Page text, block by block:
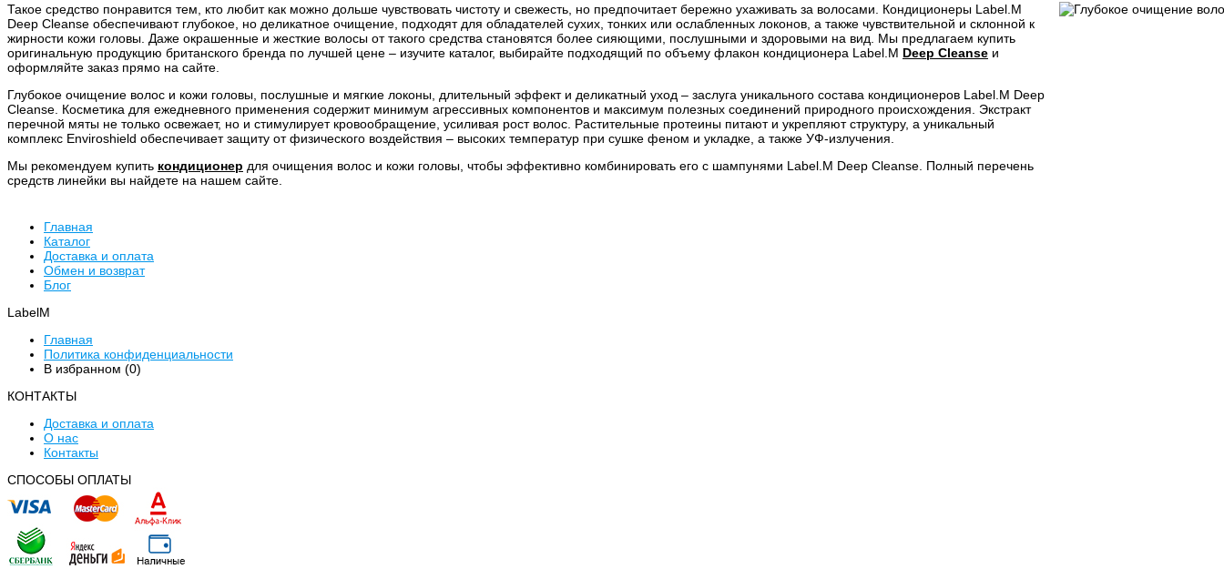
Такое средство понравится тем, кто любит как можно дольше чувствовать чистоту и свежесть, но предпочитает бережно ухаживать за волосами. Кондиционеры Label.M
Deep Cleanse обеспечивают глубокое, но деликатное очищение, подходят для обладателей сухих, тонких или ослабленных локонов, а также чувствительной и склонной к
жирности кожи головы. Даже окрашенные и жесткие волосы от такого средства становятся более сияющими, послушными и здоровыми на вид. Мы предлагаем купить
оригинальную продукцию британского бренда по лучшей цене – изучите каталог, выбирайте подходящий по объему флакон кондиционера Label.M Deep Cleanse и
оформляйте заказ прямо на сайте.
Глубокое очищение волос и кожи головы, послушные и мягкие локоны, длительный эффект и деликатный уход – заслуга уникального состава кондиционеров Label.M Deep
Cleanse. Косметика для ежедневного применения содержит минимум агрессивных компонентов и максимум полезных соединений природного происхождения. Экстракт
перечной мяты не только освежает, но и стимулирует кровообращение, усиливая рост волос. Растительные протеины питают и укрепляют структуру, а уникальный
комплекс Enviroshield обеспечивает защиту от физического воздействия – высоких температур при сушке феном и укладке, а также УФ-излучения.
Мы рекомендуем купить кондиционер для очищения волос и кожи головы, чтобы эффективно комбинировать его с шампунями Label.M Deep Cleanse. Полный перечень
средств линейки вы найдете на нашем сайте.
Главная
Каталог
Доставка и оплата
Обмен и возврат
Блог
LabelM
Главная
Политика конфиденциальности
В избранном (0)
КОНТАКТЫ
Доставка и оплата
О нас
Контакты
CПОСОБЫ ОПЛАТЫ